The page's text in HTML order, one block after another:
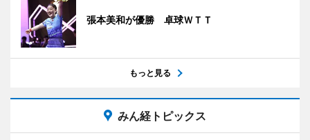
張本美和が優勝 卓球ＷＴＴ
もっと見る
みん経トピックス